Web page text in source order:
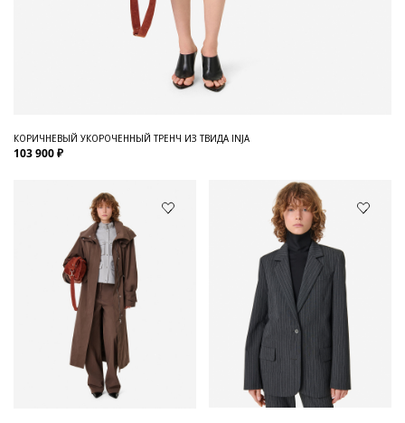
КОРИЧНЕВЫЙ УКОРОЧЕННЫЙ ТРЕНЧ ИЗ ТВИДА INJA
103 900 ₽